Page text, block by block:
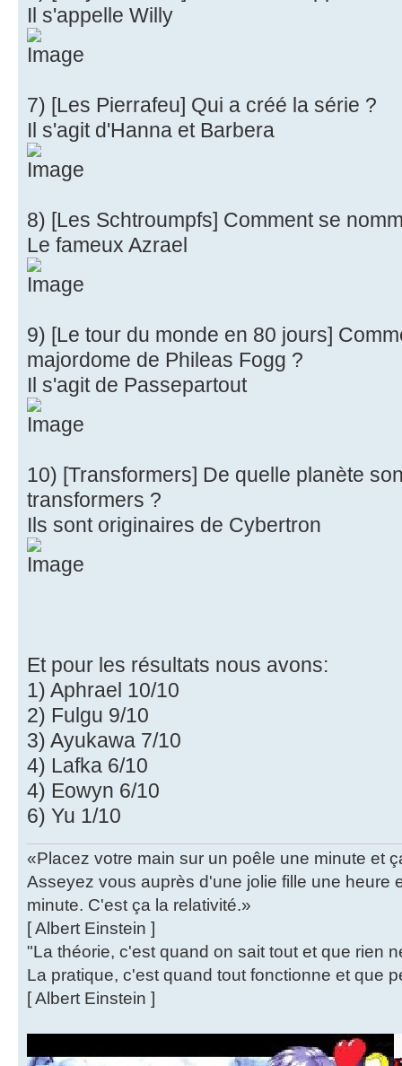
Il s'appelle Willy
7) [Les Pierrafeu] Qui a créé la série ?
Il s'agit d'Hanna et Barbera
8) [Les Schtroumpfs] Comment se
Le fameux Azrael
9) [Le tour du monde en 80 jours]
majordome de Phileas Fogg ?
Il s'agit de Passepartout
10) [Transformers] De quelle planète
transformers ?
Ils sont originaires de Cybertron
Et pour les résultats nous avons:
1) Aphrael 10/10
2) Fulgu 9/10
3) Ayukawa 7/10
4) Lafka 6/10
4) Eowyn 6/10
6) Yu 1/10
«Placez votre main sur un poêle une minute et
Asseyez vous auprès d'une jolie fille une heure
minute. C'est ça la relativité.»
[ Albert Einstein ]
"La théorie, c'est quand on sait tout et que rien
La pratique, c'est quand tout fonctionne et que
[ Albert Einstein ]